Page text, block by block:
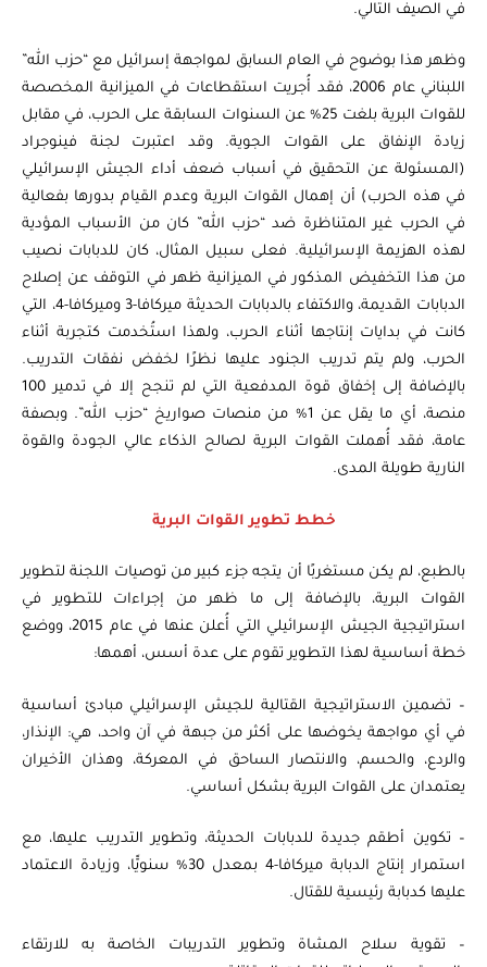
في الصيف التالي.
وظهر هذا بوضوح في العام السابق لمواجهة إسرائيل مع “حزب الله”
اللبناني عام 2006، فقد أُجريت استقطاعات في الميزانية المخصصة
للقوات البرية بلغت 25% عن السنوات السابقة على الحرب، في مقابل
زيادة الإنفاق على القوات الجوية. وقد اعتبرت لجنة فينوجراد
(المسئولة عن التحقيق في أسباب ضعف أداء الجيش الإسرائيلي
في هذه الحرب) أن إهمال القوات البرية وعدم القيام بدورها بفعالية
في الحرب غير المتناظرة ضد “حزب الله” كان من الأسباب المؤدية
لهذه الهزيمة الإسرائيلية. فعلى سبيل المثال، كان للدبابات نصيب
من هذا التخفيض المذكور في الميزانية ظهر في التوقف عن إصلاح
الدبابات القديمة، والاكتفاء بالدبابات الحديثة ميركافا-3 وميركافا-4، التي
كانت في بدايات إنتاجها أثناء الحرب، ولهذا استُخدمت كتجربة أثناء
الحرب، ولم يتم تدريب الجنود عليها نظرًا لخفض نفقات التدريب.
بالإضافة إلى إخفاق قوة المدفعية التي لم تنجح إلا في تدمير 100
منصة، أي ما يقل عن 1% من منصات صواريخ “حزب الله”. وبصفة
عامة، فقد أُهملت القوات البرية لصالح الذكاء عالي الجودة والقوة
النارية طويلة المدى.
خطط تطوير القوات البرية
بالطبع، لم يكن مستغربًا أن يتجه جزء كبير من توصيات اللجنة لتطوير
القوات البرية، بالإضافة إلى ما ظهر من إجراءات للتطوير في
استراتيجية الجيش الإسرائيلي التي أُعلن عنها في عام 2015، ووضع
خطة أساسية لهذا التطوير تقوم على عدة أسس، أهمها:
– تضمين الاستراتيجية القتالية للجيش الإسرائيلي مبادئ أساسية
في أي مواجهة يخوضها على أكثر من جبهة في آن واحد، هي: الإنذار،
والردع، والحسم، والانتصار الساحق في المعركة، وهذان الأخيران
يعتمدان على القوات البرية بشكل أساسي.
– تكوين أطقم جديدة للدبابات الحديثة، وتطوير التدريب عليها، مع
استمرار إنتاج الدبابة ميركافا-4 بمعدل 30% سنويًّا، وزيادة الاعتماد
عليها كدبابة رئيسية للقتال.
– تقوية سلاح المشاة وتطوير التدريبات الخاصة به للارتقاء